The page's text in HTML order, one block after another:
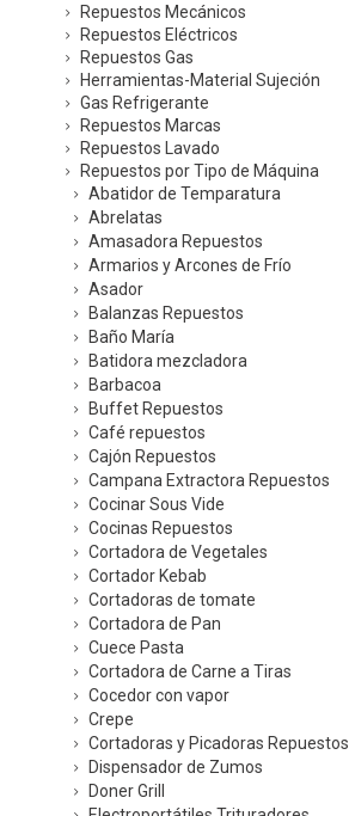
Repuestos Mecánicos
Repuestos Eléctricos
Repuestos Gas
Herramientas-Material Sujeción
Gas Refrigerante
Repuestos Marcas
Repuestos Lavado
Repuestos por Tipo de Máquina
Abatidor de Temparatura
Abrelatas
Amasadora Repuestos
Armarios y Arcones de Frío
Asador
Balanzas Repuestos
Baño María
Batidora mezcladora
Barbacoa
Buffet Repuestos
Café repuestos
Cajón Repuestos
Campana Extractora Repuestos
Cocinar Sous Vide
Cocinas Repuestos
Cortadora de Vegetales
Cortador Kebab
Cortadoras de tomate
Cortadora de Pan
Cuece Pasta
Cortadora de Carne a Tiras
Cocedor con vapor
Crepe
Cortadoras y Picadoras Repuestos
Dispensador de Zumos
Doner Grill